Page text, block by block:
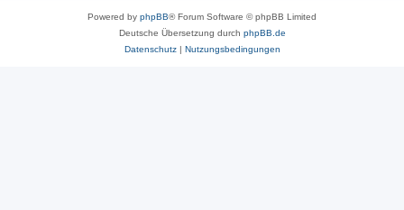
Powered by phpBB® Forum Software © phpBB Limited
Deutsche Übersetzung durch phpBB.de
Datenschutz| Nutzungsbedingungen